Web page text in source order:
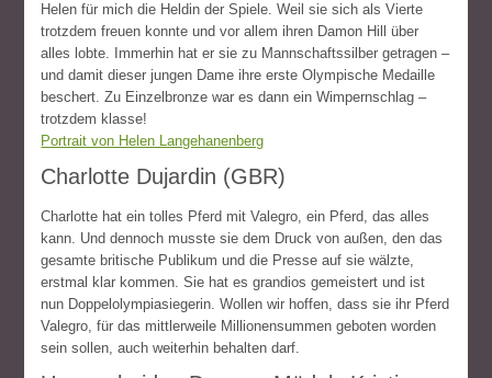
Helen für mich die Heldin der Spiele. Weil sie sich als Vierte
trotzdem freuen konnte und vor allem ihren Damon Hill über
alles lobte. Immerhin hat er sie zu Mannschaftssilber getragen –
und damit dieser jungen Dame ihre erste Olympische Medaille
beschert. Zu Einzelbronze war es dann ein Wimpernschlag –
trotzdem klasse!
Portrait von Helen Langehanenberg
Charlotte Dujardin (GBR)
Charlotte hat ein tolles Pferd mit Valegro, ein Pferd, das alles
kann. Und dennoch musste sie dem Druck von außen, den das
gesamte britische Publikum und die Presse auf sie wälzte,
erstmal klar kommen. Sie hat es grandios gemeistert und ist
nun Doppelolympiasiegerin. Wollen wir hoffen, dass sie ihr Pferd
Valegro, für das mittlerweile Millionensummen geboten worden
sein sollen, auch weiterhin behalten darf.